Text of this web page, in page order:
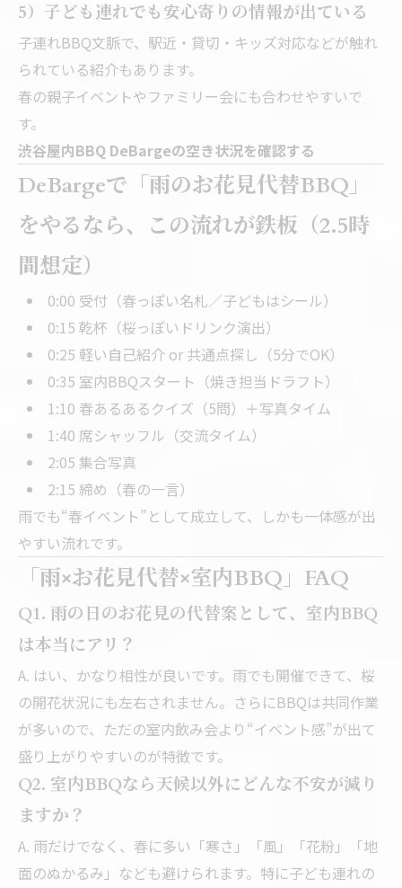
5）子ども連れでも安心寄りの情報が出ている
子連れBBQ文脈で、駅近・貸切・キッズ対応などが触れ
られている紹介もあります。
春の親子イベントやファミリー会にも合わせやすいで
す。
渋谷屋内BBQ DeBargeの空き状況を確認する
DeBargeで「雨のお花見代替BBQ」
をやるなら、この流れが鉄板（2.5時
間想定）
0:00 受付（春っぽい名札／子どもはシール）
0:15 乾杯（桜っぽいドリンク演出）
0:25 軽い自己紹介 or 共通点探し（5分でOK）
0:35 室内BBQスタート（焼き担当ドラフト）
1:10 春あるあるクイズ（5問）＋写真タイム
1:40 席シャッフル（交流タイム）
2:05 集合写真
2:15 締め（春の一言）
雨でも“春イベント”として成立して、しかも一体感が出
やすい流れです。
「雨×お花見代替×室内BBQ」FAQ
Q1. 雨の日のお花見の代替案として、室内BBQ
は本当にアリ？
A. はい、かなり相性が良いです。雨でも開催できて、桜
の開花状況にも左右されません。さらにBBQは共同作業
が多いので、ただの室内飲み会より“イベント感”が出て
盛り上がりやすいのが特徴です。
Q2. 室内BBQなら天候以外にどんな不安が減り
ますか？
A. 雨だけでなく、春に多い「寒さ」「風」「花粉」「地
面のぬかるみ」なども避けられます。特に子ども連れの